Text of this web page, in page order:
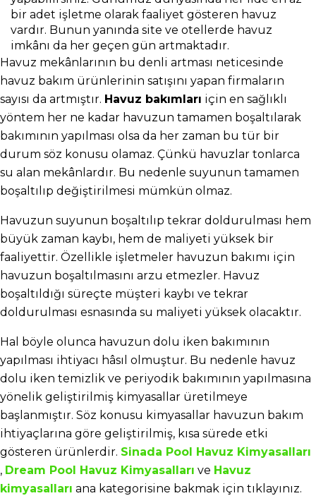
bir adet işletme olarak faaliyet gösteren havuz
vardır. Bunun yanında site ve otellerde havuz
imkânı da her geçen gün artmaktadır.
Havuz mekânlarının bu denli artması neticesinde
havuz bakım ürünlerinin satışını yapan firmaların
sayısı da artmıştır. Havuz bakımları için en sağlıklı
yöntem her ne kadar havuzun tamamen boşaltılarak
bakımının yapılması olsa da her zaman bu tür bir
durum söz konusu olamaz. Çünkü havuzlar tonlarca
su alan mekânlardır. Bu nedenle suyunun tamamen
boşaltılıp değiştirilmesi mümkün olmaz.
Havuzun suyunun boşaltılıp tekrar doldurulması hem
büyük zaman kaybı, hem de maliyeti yüksek bir
faaliyettir. Özellikle işletmeler havuzun bakımı için
havuzun boşaltılmasını arzu etmezler. Havuz
boşaltıldığı süreçte müşteri kaybı ve tekrar
doldurulması esnasında su maliyeti yüksek olacaktır.
Hal böyle olunca havuzun dolu iken bakımının
yapılması ihtiyacı hâsıl olmuştur. Bu nedenle havuz
dolu iken temizlik ve periyodik bakımının yapılmasına
yönelik geliştirilmiş kimyasallar üretilmeye
başlanmıştır. Söz konusu kimyasallar havuzun bakım
ihtiyaçlarına göre geliştirilmiş, kısa sürede etki
gösteren ürünlerdir. Sinada Pool Havuz Kimyasalları
, Dream Pool Havuz Kimyasalları ve Havuz
kimyasalları ana kategorisine bakmak için tıklayınız.